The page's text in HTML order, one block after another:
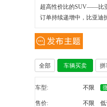
冶
超高性价比的SUV——比
订单持续递增中，比亚迪
全部 车辆买卖 拼
车型: 不限
售价: 不限 低